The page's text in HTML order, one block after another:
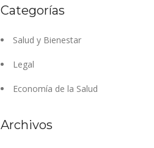
Categorías
Salud y Bienestar
Legal
Economía de la Salud
Archivos